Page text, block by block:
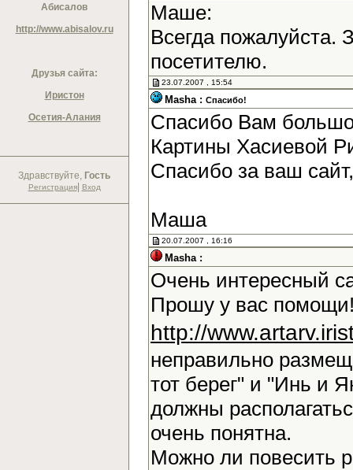
Абисалов
http://www.abisalov.ru
Друзья сайта:
Иристон
Осетия-Алания
Здравствуйте, Гость
Регистрация| Вход
Маше:
Всегда
посетителю.
23.07.2007 , 15:54
Masha : Спасибо!
Спасибо Вам
Картины Хасиевой
Спасибо за ваш
Маша
20.07.2007 , 16:16
Masha :
Очень интересный
Прошу у вас
http://
неправильно
тот берег" и "Инь и
должны
очень понятна.
Можно ли повесить